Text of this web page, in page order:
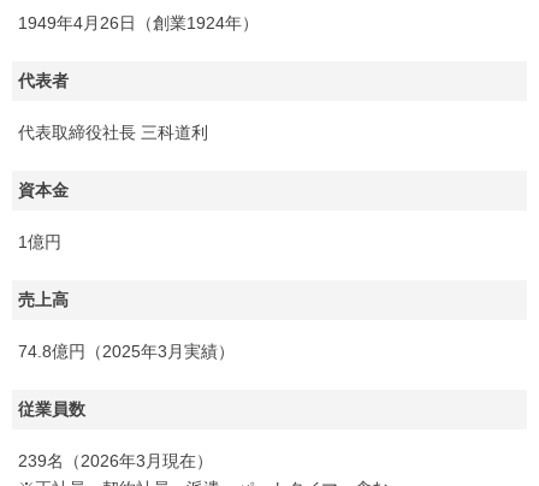
1949年4月26日（創業1924年）
代表者
代表取締役社長 三科道利
資本金
1億円
売上高
74.8億円（2025年3月実績）
従業員数
239名（2026年3月現在）